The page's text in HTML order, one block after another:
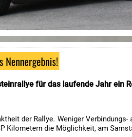
für das laufende Jahr ein
der Rallye. Weniger
Kilometern die Möglichkeit, am